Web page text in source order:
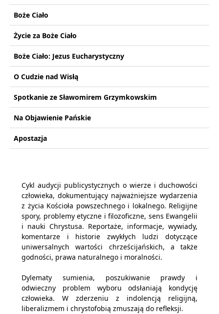
Boże Ciało
Życie za Boże Ciało
Boże Ciało: Jezus Eucharystyczny
O Cudzie nad Wisłą
Spotkanie ze Sławomirem Grzymkowskim
Na Objawienie Pańskie
Apostazja
Cykl audycji publicystycznych o wierze i duchowości
człowieka, dokumentujący najważniejsze wydarzenia
z życia Kościoła powszechnego i lokalnego. Religijne
spory, problemy etyczne i filozoficzne, sens Ewangelii
i nauki Chrystusa. Reportaże, informacje, wywiady,
komentarze i historie zwykłych ludzi dotyczące
uniwersalnych wartości chrześcijańskich, a także
godności, prawa naturalnego i moralności.
Dylematy sumienia, poszukiwanie prawdy i
odwieczny problem wyboru odsłaniają kondycję
człowieka. W zderzeniu z indolencją religijną,
liberalizmem i chrystofobią zmuszają do refleksji.